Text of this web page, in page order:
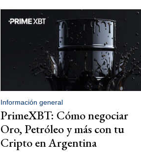
Información general
PrimeXBT: Cómo negociar
Oro, Petróleo y más con tu
Cripto en Argentina